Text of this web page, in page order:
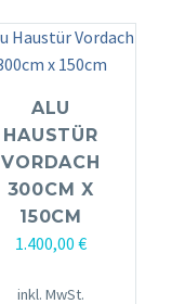
ALU
HAUSTÜR
VORDACH
300CM X
150CM
1.400,00 €
inkl. MwSt.